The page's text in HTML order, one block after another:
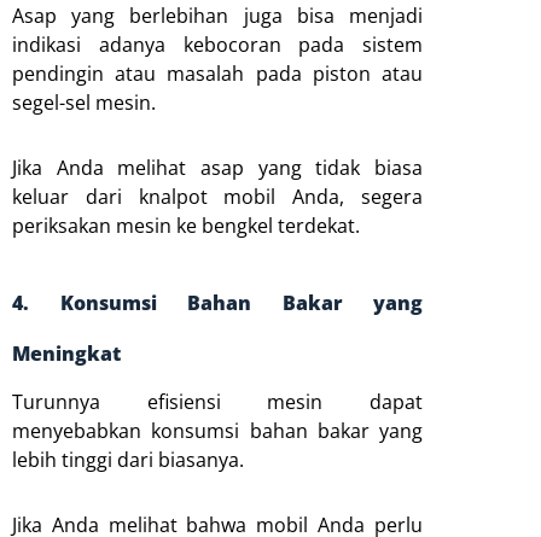
Asap yang berlebihan juga bisa menjadi
indikasi adanya kebocoran pada sistem
pendingin atau masalah pada piston atau
segel-sel mesin.
Jika Anda melihat asap yang tidak biasa
keluar dari knalpot mobil Anda, segera
periksakan mesin ke bengkel terdekat.
4. Konsumsi Bahan Bakar yang
Meningkat
Turunnya efisiensi mesin dapat
menyebabkan konsumsi bahan bakar yang
lebih tinggi dari biasanya.
Jika Anda melihat bahwa mobil Anda perlu